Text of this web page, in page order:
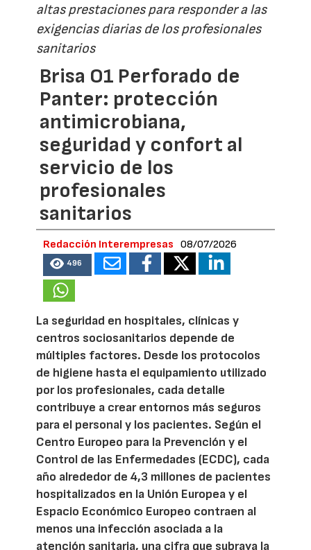
altas prestaciones para responder a las
exigencias diarias de los profesionales
sanitarios
Brisa O1 Perforado de
Panter: protección
antimicrobiana,
seguridad y confort al
servicio de los
profesionales
sanitarios
Redacción Interempresas 08/07/2026
496
La seguridad en hospitales, clínicas y
centros sociosanitarios depende de
múltiples factores. Desde los protocolos
de higiene hasta el equipamiento utilizado
por los profesionales, cada detalle
contribuye a crear entornos más seguros
para el personal y los pacientes. Según el
Centro Europeo para la Prevención y el
Control de las Enfermedades (ECDC), cada
año alrededor de 4,3 millones de pacientes
hospitalizados en la Unión Europea y el
Espacio Económico Europeo contraen al
menos una infección asociada a la
atención sanitaria, una cifra que subraya la